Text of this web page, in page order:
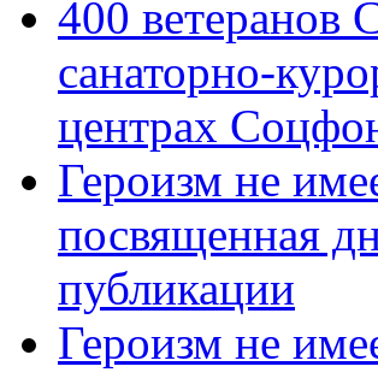
400 ветеранов
санаторно-
центрах
Героизм не
посвященная
публикации
Героизм не